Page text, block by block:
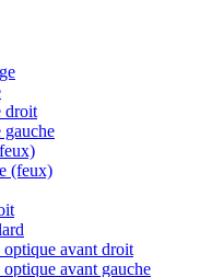
droit
(feux)
avant droit
avant gauche